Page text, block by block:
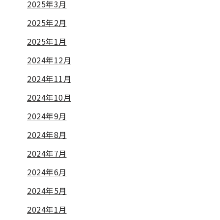
2025年3月
2025年2月
2025年1月
2024年12月
2024年11月
2024年10月
2024年9月
2024年8月
2024年7月
2024年6月
2024年5月
2024年1月